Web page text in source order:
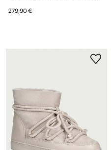
279,90 €